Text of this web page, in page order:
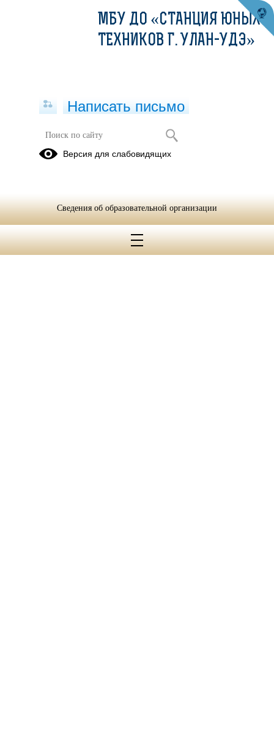
МБУ ДО «СТАНЦИЯ ЮНЫХ
ТЕХНИКОВ Г. УЛАН-УДЭ»
Написать письмо
Версия для слабовидящих
Сведения об образовательной организации